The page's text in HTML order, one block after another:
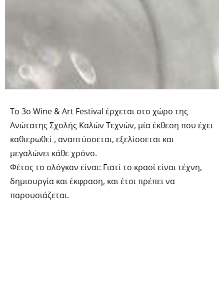
Τo 3ο Wine & Art Festival έρχεται στο χώρο της
Ανώτατης Σχολής Καλών Τεχνών, μία έκθεση που έχει
καθιερωθεί , αναπτύσσεται, εξελίσσεται και
μεγαλώνει κάθε χρόνο.
Φέτος το σλόγκαν είναι: Γιατί το κρασί είναι τέχνη,
δημιουργία και έκφραση, και έτσι πρέπει να
παρουσιάζεται.